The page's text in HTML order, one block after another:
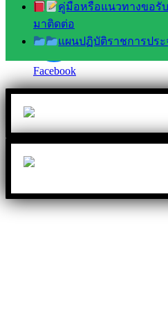
คู่มือหรือแนวทางขอรั
มาติดต่อ
แผนปฏิบัติราชการประ
Messenger
Facebook